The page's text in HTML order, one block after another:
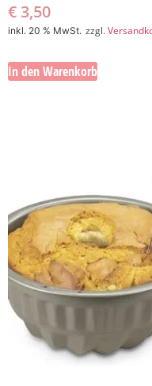
€ 3,50
inkl. 20 % MwSt. zzgl.
In den Warenkorb